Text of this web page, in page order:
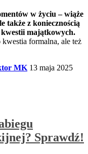
w życiu – wiąże
także z koniecznością
majątkowych.
formalna, ale też
MK 13 maja 2025
Sprawdź!